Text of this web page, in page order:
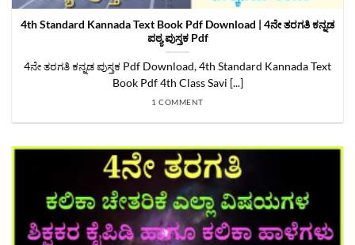
4th Standard Kannada Text Book Pdf Download | 4ನೇ ತರಗತಿ ಕನ್ನಡ
ಪಠ್ಯ ಪುಸ್ತಕ Pdf
4ನೇ ತರಗತಿ ಕನ್ನಡ ಪುಸ್ತಕ Pdf Download, 4th Standard Kannada Text
Book Pdf 4th Class Savi [...]
1 COMMENT